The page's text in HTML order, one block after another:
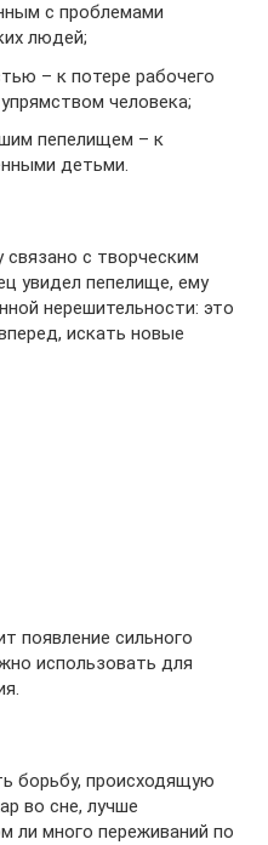
с проблемами
людей;
– к потере рабочего
человека;
пепелищем – к
детьми.
связано с творческим
увидел пепелище, ему
нерешительности: это
искать новые
появление сильного
использовать для
борьбу, происходящую
во сне, лучше
ли много переживаний по